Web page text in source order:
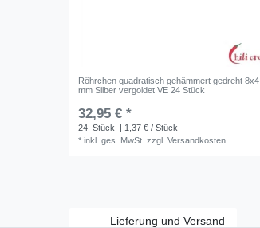
Röhrchen quadratisch gehämmert gedreht 8x4
mm Silber vergoldet VE 24 Stück
32,95 € *
24 Stück
| 1,37 € / Stück
*inkl. ges. MwSt. zzgl.Versandkosten
Lieferung und Versand